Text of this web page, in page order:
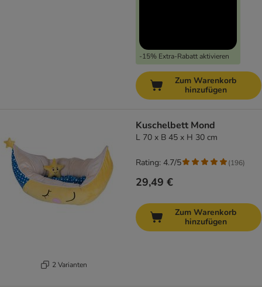
-15% Extra-Rabatt aktivieren
Zum Warenkorb
hinzufügen
2 Varianten
Kuschelbett Mond
L 70 x B 45 x H 30 cm
29,49 €
Rating: 4.7/5 (196)
Zum Warenkorb
hinzufügen